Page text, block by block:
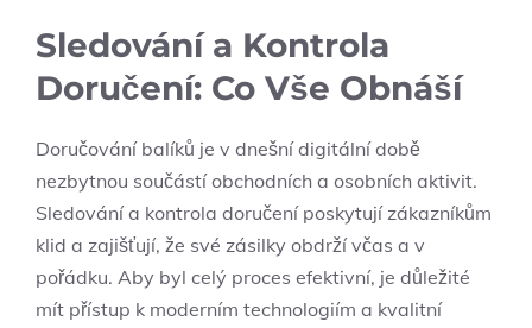
Sledování a Kontrola
Doručení: Co Vše Obnáší
Doručování balíků je v dnešní digitální době
nezbytnou součástí obchodních a osobních aktivit.
Sledování a kontrola doručení poskytují zákazníkům
klid a zajišťují, že své zásilky obdrží včas a v
pořádku. Aby byl celý proces efektivní, je důležité
mít přístup k moderním technologiím a kvalitní